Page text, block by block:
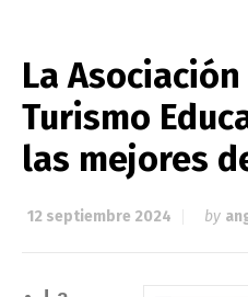
La
Turismo
las mejores
12 septiembre 2024 by